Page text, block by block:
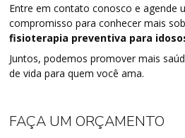
Entre em contato conosco e agende
compromisso para conhecer mais
fisioterapia preventiva para
Juntos, podemos promover mais
de vida para quem você ama.
FAÇA UM ORÇAMENTO